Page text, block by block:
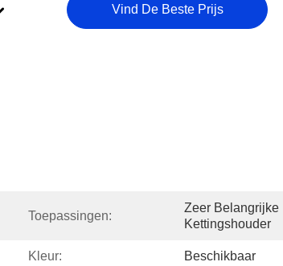
Vind De Beste Prijs
Toepassingen:
Zeer Belangrijke
Kettingshouder
Kleur: Beschikbaar